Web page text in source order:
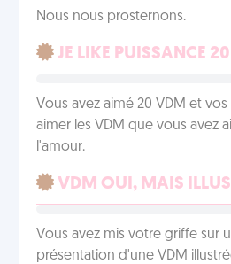
Nous nous prosternons.
JE LIKE PUISSANCE 20
Vous avez aimé 20 VDM et
aimer les VDM que vous avez
l'amour.
VDM OUI, MAIS
Vous avez mis votre griffe sur
présentation d'une VDM